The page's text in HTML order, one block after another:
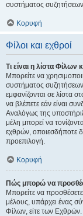
συστήματος συζητήσεων
Κορυφή
Φίλοι και εχθροί
Τι είναι η λίστα Φίλων
Μπορείτε να
συστήματος
εμφανίζονται σε λίστα
να βλέπετε εάν είναι
Αναλόγως της
μέλη μπορεί να
εχθρών, οποιεσδήποτε
προεπιλογή.
Κορυφή
Πώς μπορώ να
Μπορείτε να
μέλους, υπάρχει ένας
Φίλων, είτε των